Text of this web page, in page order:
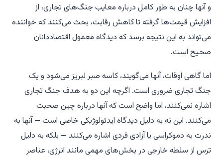
و آنها چنان به طور کامل درباره معایب جنگ‌های تجاری، از
افزایش قیمت‌ها گرفته تا کاهش رقابت، بحث می‌کنند که خواننده
می‌تواند به این نتیجه برسد که دیدگاه معمول اقتصاددانان
صحیح است.
اما گاهی اوقات، آنها می‌گویند، کاسه صبر لبریز می‌شود و یک
جنگ تجاری ضروری است. اگرچه این دو به هدف جنگ تجاری
اشاره نمی‌کنند، اما واضح است که آنها درباره چین صحبت
می‌کنند. این نه به دلیل دیدگاه ایدئولوژیکی خاصی است — آنها به
ندرت به دموکراسی یا آزادی فردی اشاره می‌کنند — بلکه به دلیل
ترس از سلطه خارجی در بخش‌های مهمی مانند انرژی، عناصر